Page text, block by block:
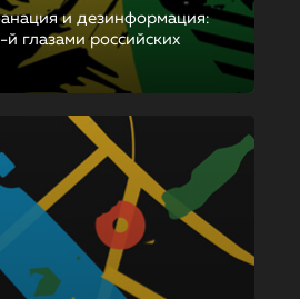
и дезинформация:
глазами российских